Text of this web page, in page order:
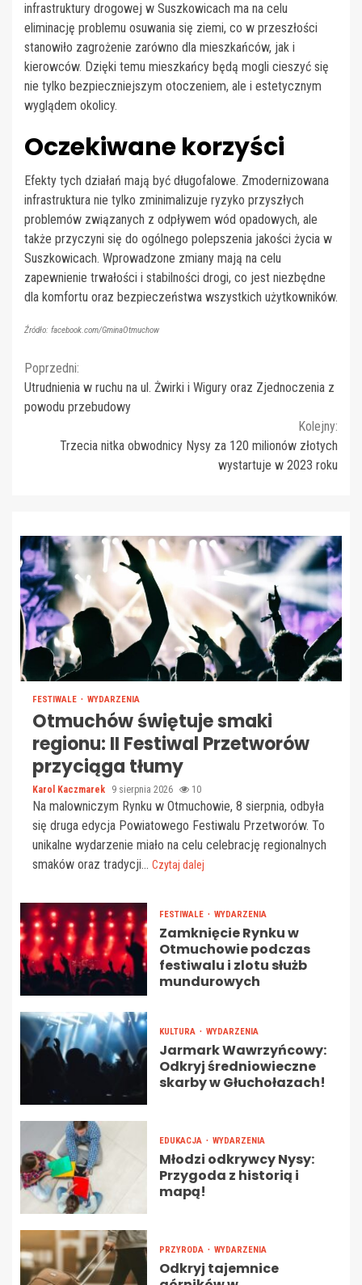
infrastruktury drogowej w Suszkowicach ma na celu
eliminację problemu osuwania się ziemi, co w przeszłości
stanowiło zagrożenie zarówno dla mieszkańców, jak i
kierowców. Dzięki temu mieszkańcy będą mogli cieszyć się
nie tylko bezpieczniejszym otoczeniem, ale i estetycznym
wyglądem okolicy.
Oczekiwane korzyści
Efekty tych działań mają być długofalowe. Zmodernizowana
infrastruktura nie tylko zminimalizuje ryzyko przyszłych
problemów związanych z odpływem wód opadowych, ale
także przyczyni się do ogólnego polepszenia jakości życia w
Suszkowicach. Wprowadzone zmiany mają na celu
zapewnienie trwałości i stabilności drogi, co jest niezbędne
dla komfortu oraz bezpieczeństwa wszystkich użytkowników.
Źródło: facebook.com/GminaOtmuchow
Continue
Reading
Poprzedni:
Utrudnienia w ruchu na ul. Żwirki i Wigury oraz Zjednoczenia z
powodu przebudowy
Kolejny:
Trzecia nitka obwodnicy Nysy za 120 milionów złotych
wystartuje w 2023 roku
FESTIWALE WYDARZENIA
Otmuchów świętuje smaki
regionu: II Festiwal Przetworów
przyciąga tłumy
Karol Kaczmarek 9 sierpnia 2026 10
Na malowniczym Rynku w Otmuchowie, 8 sierpnia, odbyła
się druga edycja Powiatowego Festiwalu Przetworów. To
unikalne wydarzenie miało na celu celebrację regionalnych
smaków oraz tradycji... Czytaj dalej
FESTIWALE WYDARZENIA
Zamknięcie Rynku w
Otmuchowie podczas
festiwalu i zlotu służb
mundurowych
KULTURA WYDARZENIA
Jarmark Wawrzyńcowy:
Odkryj średniowieczne
skarby w Głuchołazach!
EDUKACJA WYDARZENIA
Młodzi odkrywcy Nysy:
Przygoda z historią i
mapą!
PRZYRODA WYDARZENIA
Odkryj tajemnice